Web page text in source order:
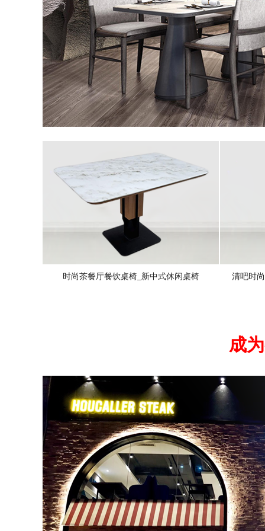
时尚茶餐厅餐饮桌椅_新中式休闲桌椅 清吧时
成